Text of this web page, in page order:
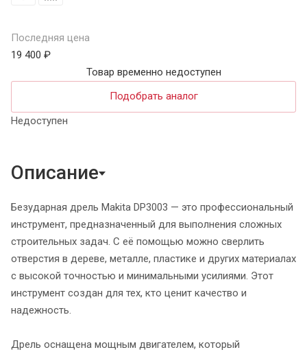
Последняя цена
19 400 ₽
Товар временно недоступен
Подобрать аналог
Недоступен
Описание
Безударная дрель Makita DP3003 — это профессиональный
инструмент, предназначенный для выполнения сложных
строительных задач. С её помощью можно сверлить
отверстия в дереве, металле, пластике и других материалах
с высокой точностью и минимальными усилиями. Этот
инструмент создан для тех, кто ценит качество и
надежность.
Дрель оснащена мощным двигателем, который